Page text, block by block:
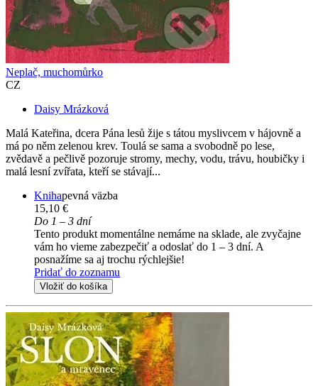
Neplač, muchomůrko
CZ
Daisy Mrázková
Malá Kateřina, dcera Pána lesů žije s tátou myslivcem v hájovně a
má po něm zelenou krev. Toulá se sama a svobodně po lese,
zvědavě a pečlivě pozoruje stromy, mechy, vodu, trávu, houbičky i
malá lesní zvířata, kteří se stávají...
Knihapevná väzba
15,10 €
Do 1 – 3 dní
Tento produkt momentálne nemáme na sklade, ale zvyčajne
vám ho vieme zabezpečiť a odoslať do 1 – 3 dní. A
posnažíme sa aj trochu rýchlejšie!
Pridať do zoznamu
Vložiť do košíka